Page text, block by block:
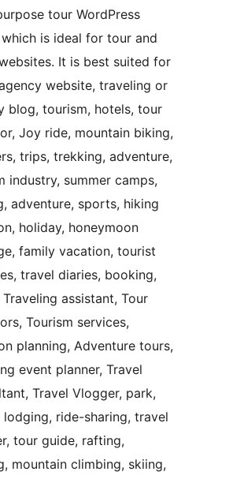
tour WordPress
is ideal for tour and
It is best suited for
website, traveling or
blog, tourism, hotels, tour
Joy ride, mountain biking,
trips, trekking, adventure,
industry, summer camps,
adventure, sports, hiking
holiday, honeymoon
family vacation, tourist
travel diaries, booking,
assistant, Tour
Tourism services,
planning, Adventure tours,
event planner, Travel
Travel Vlogger, park,
lodging, ride-sharing, travel
tour guide, rafting,
mountain climbing, skiing,